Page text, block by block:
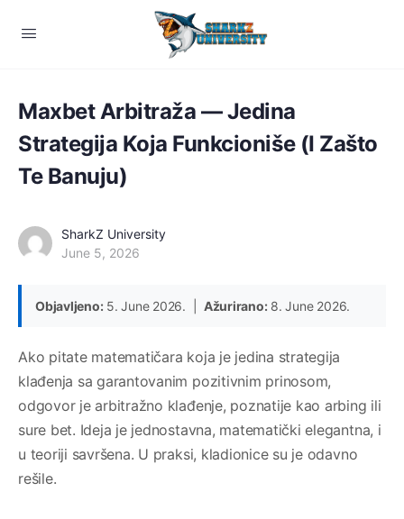
Maxbet Arbitraža — Jedina
Strategija Koja Funkcioniše (I Zašto
Te Banuju)
SharkZ University
June 5, 2026
Objavljeno:5. June 2026. | Ažurirano:8. June 2026.
Ako pitate matematičara koja je jedina strategija
klađenja sa garantovanim pozitivnim prinosom,
odgovor je arbitražno klađenje, poznatije kao arbing ili
sure bet. Ideja je jednostavna, matematički elegantna, i
u teoriji savršena. U praksi, kladionice su je odavno
rešile.